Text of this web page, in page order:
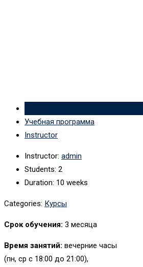
Учебная программа
Instructor
Instructor: admin
Students: 2
Duration: 10 weeks
Categories: Курсы
Срок обучения: 3 месяца
Время занятий: вечерние часы
(пн, ср c 18:00 до 21:00),